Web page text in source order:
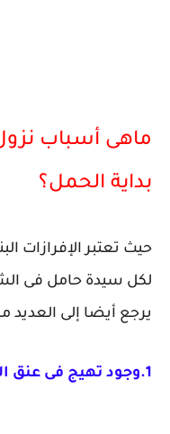
ماهى أسباب نزول
بداية الحمل؟
حيث تعتبر الإفرازات
لكل سيدة حامل فى
يرجع أيضا إلى العديد
1.وجود تهيج فى عنق الرحم: